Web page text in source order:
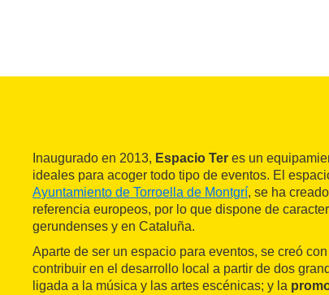
Inaugurado en 2013, Espacio Ter es un
ideales para acoger todo tipo de eventos. El
Ayuntamiento de Torroella de Montgrí, se ha
referencia europeos, por lo que dispone de
gerundenses y en Cataluña.
Aparte de ser un espacio para eventos, se creó
contribuir en el desarrollo local a partir de dos
ligada a la música y las artes escénicas; y la